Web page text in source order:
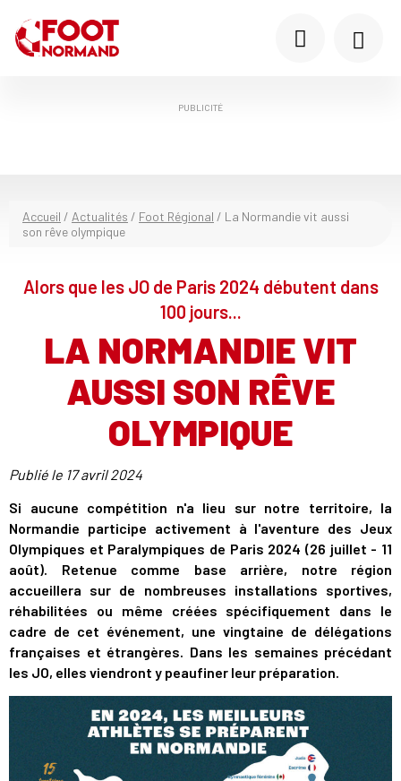
PUBLICITÉ
Accueil / Actualités / Foot Régional / La Normandie vit aussi
son rêve olympique
Alors que les JO de Paris 2024 débutent dans
100 jours...
LA NORMANDIE VIT
AUSSI SON RÊVE
OLYMPIQUE
Publié le 17 avril 2024
Si aucune compétition n'a lieu sur notre territoire, la
Normandie participe activement à l'aventure des Jeux
Olympiques et Paralympiques de Paris 2024 (26 juillet - 11
août). Retenue comme base arrière, notre région
accueillera sur de nombreuses installations sportives,
réhabilitées ou même créées spécifiquement dans le
cadre de cet événement, une vingtaine de délégations
françaises et étrangères. Dans les semaines précédant
les JO, elles viendront y peaufiner leur préparation.